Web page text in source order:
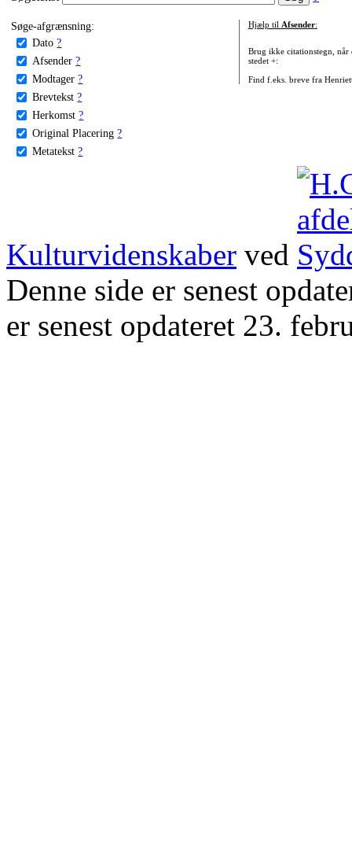
Søge-afgrænsning:
Dato ?
Afsender ?
Modtager ?
Brevtekst ?
Herkomst ?
Original Placering ?
Metatekst ?
Hjælp til Afsender:
Brug ikke citationstegn, når
stedet +:
Find f.eks. breve fra
Kulturvidenskaber ved
Denne side er senest
er senest opdateret 23.